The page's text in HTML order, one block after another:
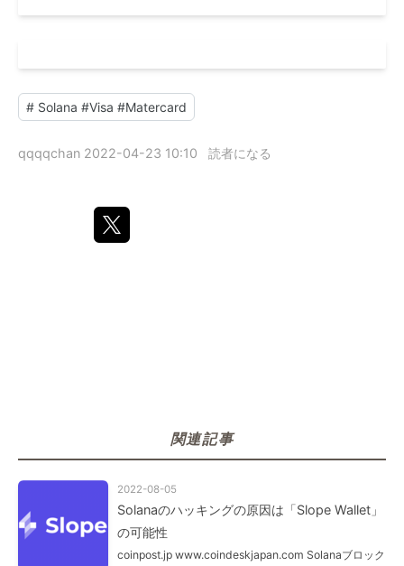
# Solana #Visa #Matercard
qqqqchan 2022-04-23 10:10 読者になる
関連記事
2022-08-05
Solanaのハッキングの原因は「Slope Wallet」
の可能性
coinpost.jp www.coindeskjapan.com Solanaブロック